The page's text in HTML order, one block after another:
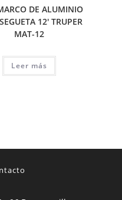
DE ALUMINIO
12′ TRUPER
MAT-12
Leer más